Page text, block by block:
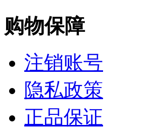
购物保障
注销账号
隐私政策
正品保证